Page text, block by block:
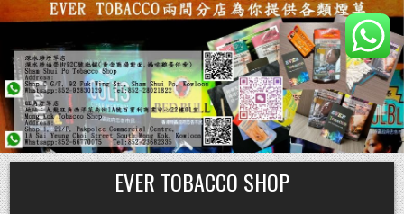
Skip
to
content
EVER TOBACCO SHOP